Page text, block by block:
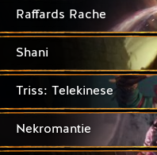
Raffards Rache
Shani
Triss: Telekinese
Nekromantie